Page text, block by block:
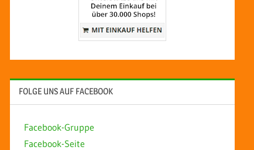
FOLGE UNS AUF FACEBOOK
Facebook-Gruppe
Facebook-Seite